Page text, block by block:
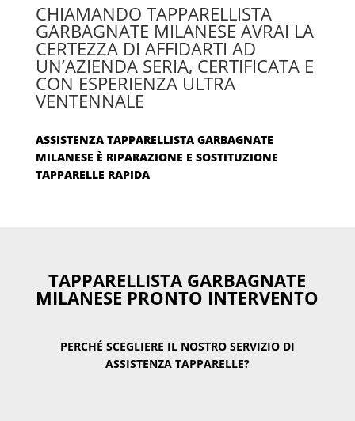
CHIAMANDO TAPPARELLISTA
GARBAGNATE MILANESE AVRAI LA
CERTEZZA DI AFFIDARTI AD
UN’AZIENDA SERIA, CERTIFICATA E
CON ESPERIENZA ULTRA
VENTENNALE
ASSISTENZA TAPPARELLISTA GARBAGNATE
MILANESE È RIPARAZIONE E SOSTITUZIONE
TAPPARELLE RAPIDA
TAPPARELLISTA GARBAGNATE
MILANESE PRONTO INTERVENTO
PERCHÉ SCEGLIERE IL NOSTRO SERVIZIO DI
ASSISTENZA TAPPARELLE?